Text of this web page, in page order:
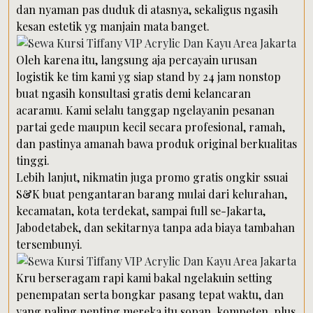
dan nyaman pas duduk di atasnya, sekaligus ngasih
kesan estetik yg manjain mata banget.
Oleh karena itu, langsung aja percayain urusan
logistik ke tim kami yg siap stand by 24 jam nonstop
buat ngasih konsultasi gratis demi kelancaran
acaramu. Kami selalu tanggap ngelayanin pesanan
partai gede maupun kecil secara profesional, ramah,
dan pastinya amanah bawa produk original berkualitas
tinggi.
Lebih lanjut, nikmatin juga promo gratis ongkir ssuai
S&K buat pengantaran barang mulai dari kelurahan,
kecamatan, kota terdekat, sampai full se-Jakarta,
Jabodetabek, dan sekitarnya tanpa ada biaya tambahan
tersembunyi.
Kru berseragam rapi kami bakal ngelakuin setting
penempatan serta bongkar pasang tepat waktu, dan